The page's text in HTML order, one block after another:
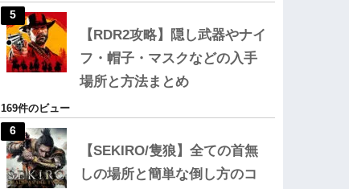
【RDR2攻略】隠し武器やナイ
フ・帽子・マスクなどの入手
場所と方法まとめ
169件のビュー
【SEKIRO/隻狼】全ての首無
しの場所と簡単な倒し方のコ